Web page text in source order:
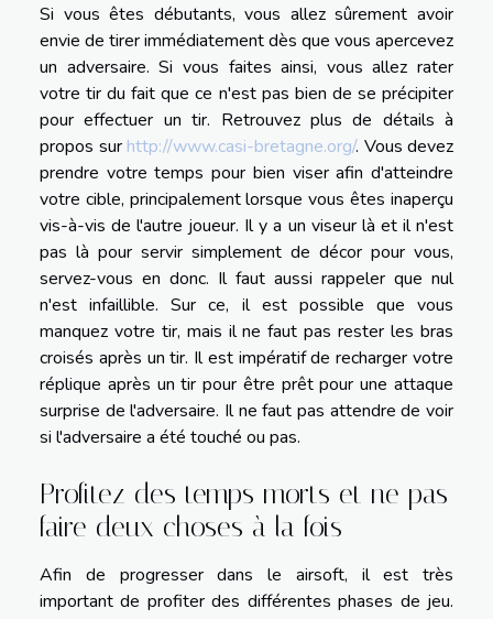
Si vous êtes débutants, vous allez sûrement avoir
envie de tirer immédiatement dès que vous apercevez
un adversaire. Si vous faites ainsi, vous allez rater
votre tir du fait que ce n'est pas bien de se précipiter
pour effectuer un tir. Retrouvez plus de détails à
propos sur http://www.casi-bretagne.org/. Vous devez
prendre votre temps pour bien viser afin d'atteindre
votre cible, principalement lorsque vous êtes inaperçu
vis-à-vis de l'autre joueur. Il y a un viseur là et il n'est
pas là pour servir simplement de décor pour vous,
servez-vous en donc. Il faut aussi rappeler que nul
n'est infaillible. Sur ce, il est possible que vous
manquez votre tir, mais il ne faut pas rester les bras
croisés après un tir. Il est impératif de recharger votre
réplique après un tir pour être prêt pour une attaque
surprise de l'adversaire. Il ne faut pas attendre de voir
si l'adversaire a été touché ou pas.
Profitez des temps morts et ne pas
faire deux choses à la fois
Afin de progresser dans le airsoft, il est très
important de profiter des différentes phases de jeu.